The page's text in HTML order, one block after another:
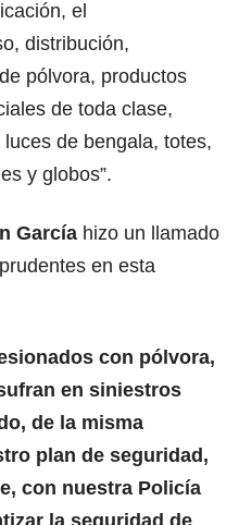
el
distribución,
pólvora, productos
de toda clase,
de bengala, totes,
y globos”.
García hizo un llamado
en esta
con pólvora,
en siniestros
de la misma
plan de seguridad,
con nuestra Policía
la seguridad de